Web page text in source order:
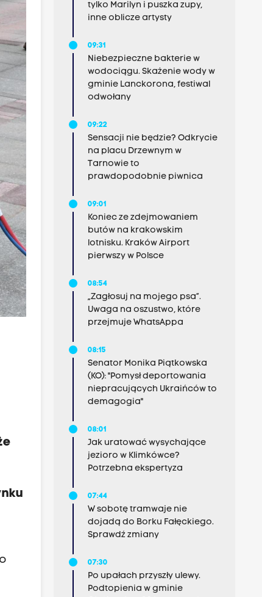
tylko Marilyn i puszka zupy,
inne oblicze artysty
09:31
Niebezpieczne bakterie w
wodociągu. Skażenie wody w
gminie Lanckorona, festiwal
odwołany
09:22
Sensacji nie będzie? Odkrycie
na placu Drzewnym w
Tarnowie to
prawdopodobnie piwnica
09:01
Koniec ze zdejmowaniem
butów na krakowskim
lotnisku. Kraków Airport
pierwszy w Polsce
08:54
„Zagłosuj na mojego psa”.
Uwaga na oszustwo, które
przejmuje WhatsAppa
08:15
Senator Monika Piątkowska
(KO): "Pomysł deportowania
niepracujących Ukraińców to
demagogia"
08:01
Jak uratować wysychające
jezioro w Klimkówce?
Potrzebna ekspertyza
07:44
W sobotę tramwaje nie
dojadą do Borku Fałęckiego.
Sprawdź zmiany
07:30
Po upałach przyszły ulewy.
Podtopienia w gminie